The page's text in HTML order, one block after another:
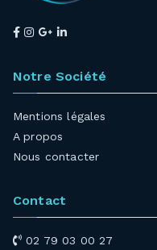
Notre Société
Mentions légales
A propos
Nous contacter
Contact
02 79 03 00 27